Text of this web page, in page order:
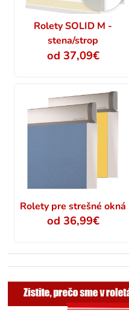
Rolety SOLID M -
stena/strop
od 37,09€
Rolety pre strešné okná
od 36,99€